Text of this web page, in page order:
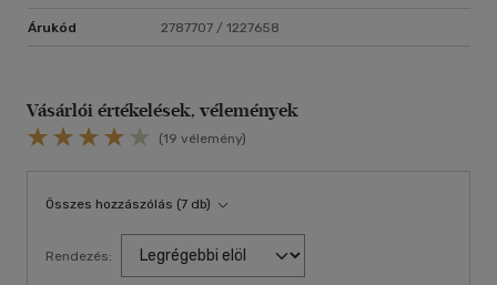
Árukód 2787707 / 1227658
Vásárlói értékelések, vélemények
(19 vélemény)
Összes hozzászólás (7 db)
Rendezés: